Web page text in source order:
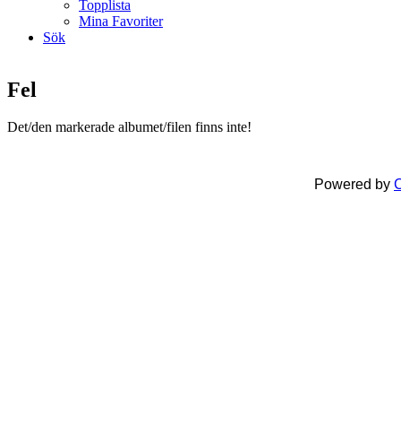
Topplista
Mina Favoriter
Sök
Fel
Det/den markerade albumet/filen finns inte!
Powered by